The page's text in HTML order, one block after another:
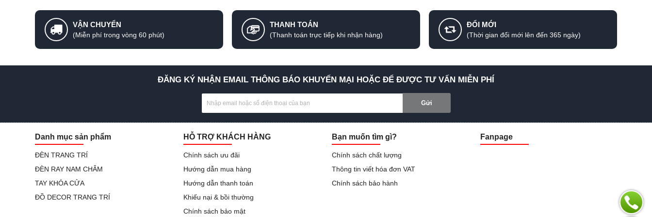
VẬN CHUYỂN
(Miễn phí trong vòng 60 phút)
THANH TOÁN
(Thanh toán trực tiếp khi nhận hàng)
ĐỔI MỚI
(Thời gian đổi mới lên đến 365 ngày)
ĐĂNG KÝ NHẬN EMAIL THÔNG BÁO KHUYẾN MẠI HOẶC ĐỂ ĐƯỢC TƯ VẤN MIỄN PHÍ
Gửi
Danh mục sản phẩm
ĐÈN TRANG TRÍ
ĐÈN RAY NAM CHÂM
TAY KHÓA CỬA
ĐỒ DECOR TRANG TRÍ
HỖ TRỢ KHÁCH HÀNG
Chính sách ưu đãi
Hướng dẫn mua hàng
Hướng dẫn thanh toán
Khiếu nại & bồi thường
Chính sách bảo mật
Bạn muốn tìm gì?
Chính sách chất lượng
Thông tin viết hóa đơn VAT
Chính sách bảo hành
Fanpage